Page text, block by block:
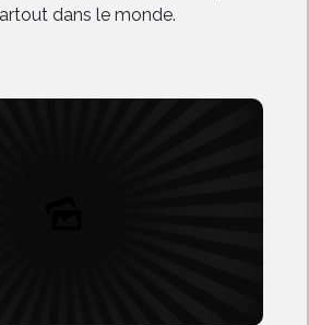
dans le monde.